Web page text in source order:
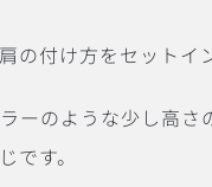
の付け方をセットイ
ーのような少し高
です。